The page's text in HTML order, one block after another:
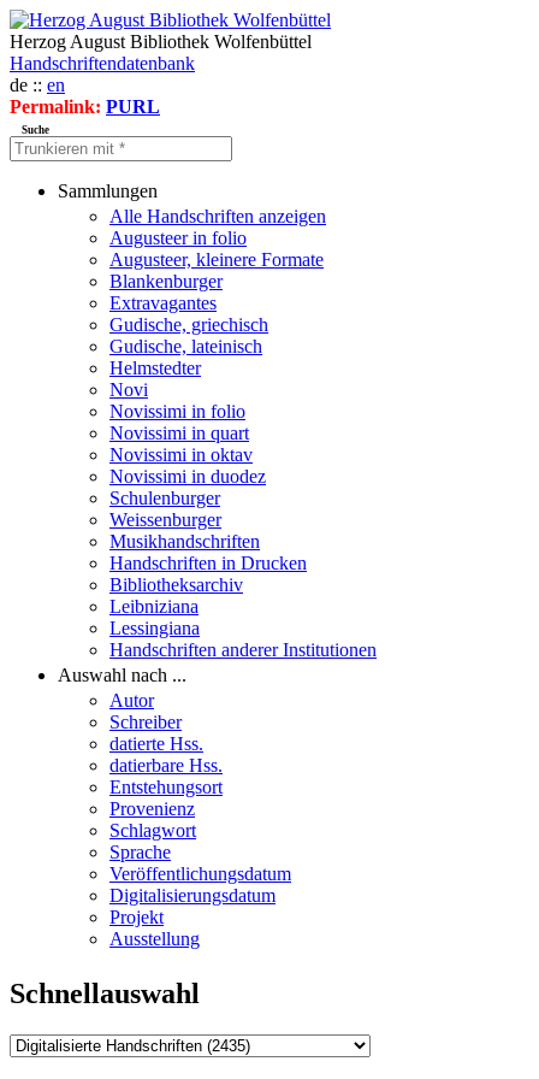
Herzog August Bibliothek Wolfenbüttel
Handschriftendatenbank
de :: en
Permalink: PURL
Suche
Sammlungen
Alle Handschriften anzeigen
Augusteer in folio
Augusteer, kleinere Formate
Blankenburger
Extravagantes
Gudische, griechisch
Gudische, lateinisch
Helmstedter
Novi
Novissimi in folio
Novissimi in quart
Novissimi in oktav
Novissimi in duodez
Schulenburger
Weissenburger
Musikhandschriften
Handschriften in Drucken
Bibliotheksarchiv
Leibniziana
Lessingiana
Handschriften anderer Institutionen
Auswahl nach ...
Autor
Schreiber
datierte Hss.
datierbare Hss.
Entstehungsort
Provenienz
Schlagwort
Sprache
Veröffentlichungsdatum
Digitalisierungsdatum
Projekt
Ausstellung
Schnellauswahl